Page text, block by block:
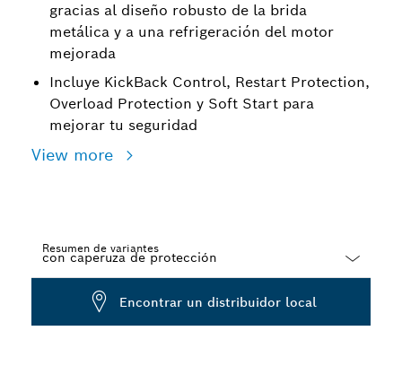
gracias al diseño robusto de la brida
metálica y a una refrigeración del motor
mejorada
Incluye KickBack Control, Restart Protection,
Overload Protection y Soft Start para
mejorar tu seguridad
View more
Resumen de variantes
Dropdown
Encontrar un distribuidor local